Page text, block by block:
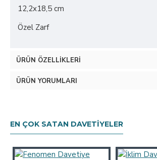
12,2x18,5 cm
Özel Zarf
ÜRÜN ÖZELLIKLERI
ÜRÜN YORUMLARI
EN ÇOK SATAN DAVETIYELER